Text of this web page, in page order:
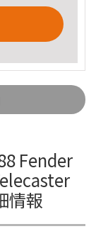
Fender
情報